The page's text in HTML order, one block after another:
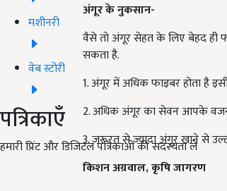
मशीनरी
वेब स्टोरी
पत्रिकाएँ
हमारी प्रिंट और डिजिटल पत्रिकाओं की सदस्यता लें
अंगूर के नुकसान-
वैसे तो अंगूर सेहत के लिए बेहद ही
सकता है.
1. अंगूर में अधिक फाइबर होता है
2. अधिक अंगूर का सेवन आपके
3. जरूरत से ज्यादा अंगूर खाने से
किशन अग्रवाल,कृषि जागरण